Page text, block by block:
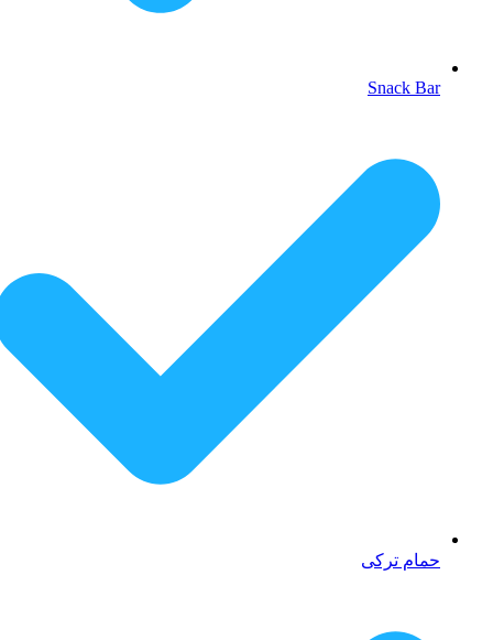
Snack Bar
حمام ترکی